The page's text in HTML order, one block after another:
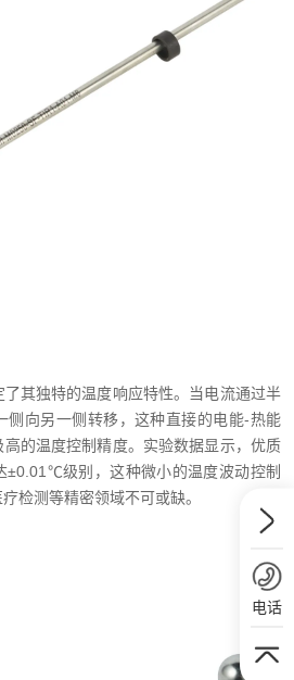
其独特的温度响应特性。当电流通过半
侧向另一侧转移，这种直接的电能-热能
的温度控制精度。实验数据显示，优质
±0.01℃级别，这种微小的温度波动控制
检测等精密领域不可或缺。
电话